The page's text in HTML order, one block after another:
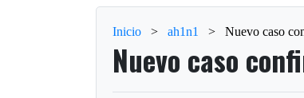
Inicio > ah1n1 > Nuevo caso
Nuevo caso